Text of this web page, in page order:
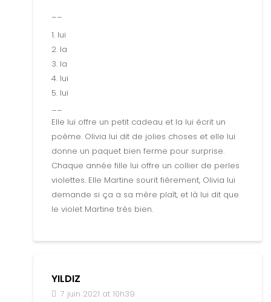
__
1. lui
2. la
3. la
4. lui
5. lui
__
Elle lui offre un petit cadeau et la lui écrit un
poème. Olivia lui dit de jolies choses et elle lui
donne un paquet bien ferme pour surprise.
Chaque année fille lui offre un collier de perles
violettes. Elle Martine sourit fièrement, Olivia lui
demande si ça a sa mère plaît, et là lui dit que
le violet Martine très bien.
YILDIZ
7 juin 2021 at 10h39